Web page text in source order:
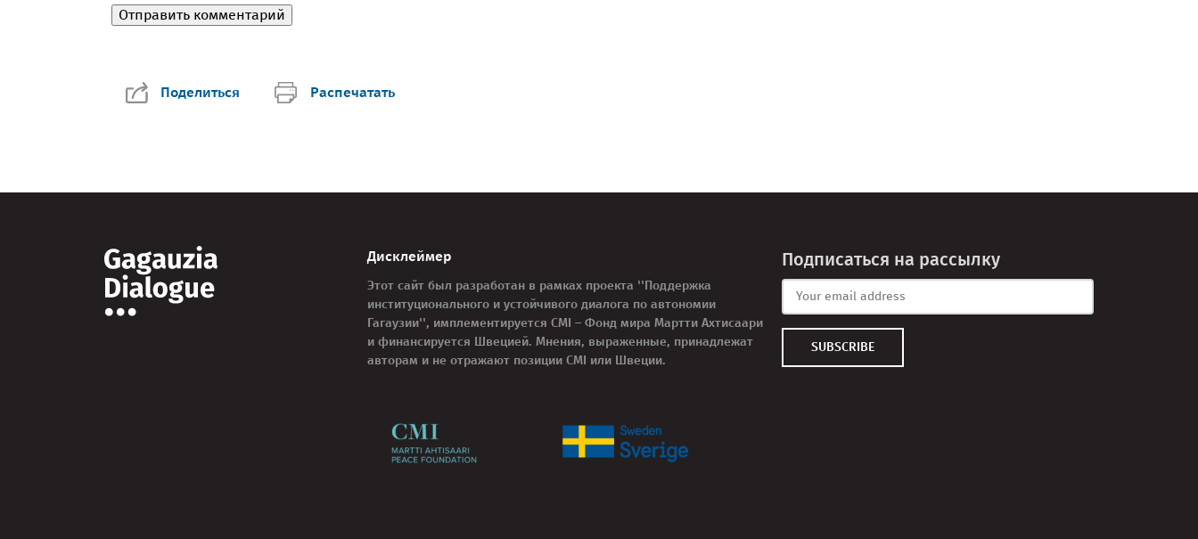
Поделиться Распечатать
Дисклеймер
Этот сайт был разработан в рамках проекта ''Поддержка
институционального и устойчивого диалога по автономии
Гагаузии'', имплементируется CMI – Фонд мира Мартти Ахтисаари
и финансируется Швецией. Мнения, выраженные, принадлежат
авторам и не отражают позиции CMI или Швеции.
Подписаться на рассылку
SUBSCRIBE